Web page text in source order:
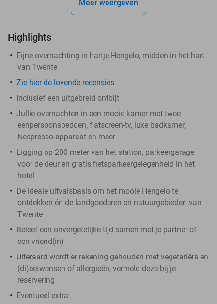
Meer weergeven
Highlights
Fijne overnachting in hartje Hengelo, midden in het hart
van Twente
Zie hier de lovende recensies
Inclusief een uitgebreid ontbijt
Jullie overnachten in een mooie kamer met twee
eenpersoonsbedden, flatscreen-tv, luxe badkamer,
Nespresso-apparaat en meer
Ligging op 200 meter van het station, parkeergarage
voor de deur en gratis fietsparkeergelegenheid in het
hotel
De ideale uitvalsbasis om het mooie Hengelo te
ontdekken én de landgoederen en natuurgebieden van
Twente
Beleef een onvergetelijke tijd samen met je partner of
een vriend(in)
Uiteraard wordt er rekening gehouden met vegetariërs en
(di)eetwensen of allergieën, vermeld deze bij je
reservering
Eventueel extra: